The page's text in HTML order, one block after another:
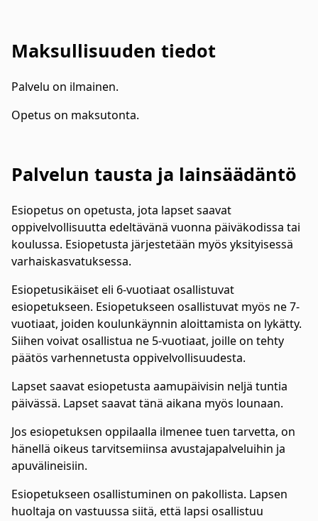
Maksullisuuden tiedot
Palvelu on ilmainen.
Opetus on maksutonta.
Palvelun tausta ja lainsäädäntö
Esiopetus on opetusta, jota lapset saavat
oppivelvollisuutta edeltävänä vuonna päiväkodissa tai
koulussa. Esiopetusta järjestetään myös yksityisessä
varhaiskasvatuksessa.
Esiopetusikäiset eli 6-vuotiaat osallistuvat
esiopetukseen. Esiopetukseen osallistuvat myös ne 7-
vuotiaat, joiden koulunkäynnin aloittamista on lykätty.
Siihen voivat osallistua ne 5-vuotiaat, joille on tehty
päätös varhennetusta oppivelvollisuudesta.
Lapset saavat esiopetusta aamupäivisin neljä tuntia
päivässä. Lapset saavat tänä aikana myös lounaan.
Jos esiopetuksen oppilaalla ilmenee tuen tarvetta, on
hänellä oikeus tarvitsemiinsa avustajapalveluihin ja
apuvälineisiin.
Esiopetukseen osallistuminen on pakollista. Lapsen
huoltaja on vastuussa siitä, että lapsi osallistuu